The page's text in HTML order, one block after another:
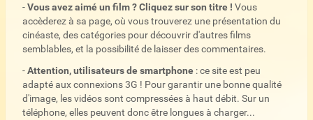
-Vous avez aimé un film ? Cliquez sur son titre ! Vous
accèderez à sa page, où vous trouverez une présentation du
cinéaste, des catégories pour découvrir d'autres films
semblables, et la possibilité de laisser des commentaires.
-Attention, utilisateurs de smartphone : ce site est peu
adapté aux connexions 3G ! Pour garantir une bonne qualité
d'image, les vidéos sont compressées à haut débit. Sur un
téléphone, elles peuvent donc être longues à charger...